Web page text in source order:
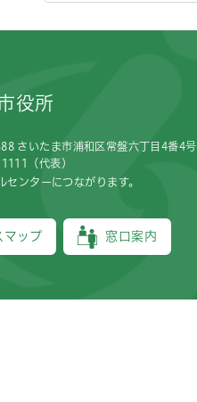
役所
さいたま市浦和区常盤六丁目4番4号
（代表）
ンターにつながります。
マップ 窓口案内